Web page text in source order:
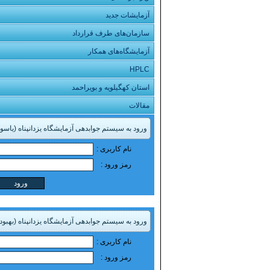
آزمایشات جدید
سازمان‌های طرف قرارداد
آزمایشگاه‌های همکار
HPLC
استان کهگیلویه و بویراحمد
مقالات
ورود به سیستم جوابدهی آزمایشگاه یزدانپناه
نام کاربری :
رمز ورود :
ورود به سیستم جوابدهی آزمایشگاه یزدانپناه
نام کاربری :
رمز ورود :